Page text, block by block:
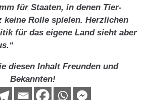
für Staaten, in denen Tier-
keine Rolle spielen. Herzlichen
für das eigene Land sieht aber
diesen Inhalt Freunden und
Bekannten!